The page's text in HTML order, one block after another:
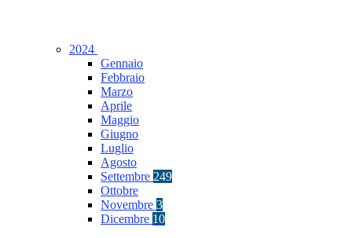
2024
Gennaio
Febbraio
Marzo
Aprile
Maggio
Giugno
Luglio
Agosto
Settembre 249
Ottobre
Novembre 3
Dicembre 10